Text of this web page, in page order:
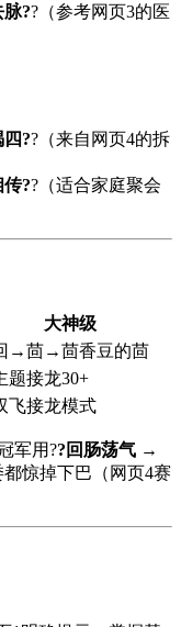
??（参考网页3的医
??（来自网页4的拆
??（适合家庭聚会
大神级
→茴→茴香豆的茴
题接龙30+
飞接龙模式
军用??回肠荡气 →
惊掉下巴（网页4赛